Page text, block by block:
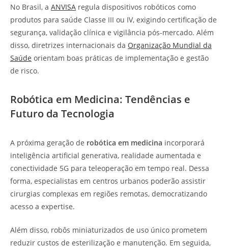
No Brasil, a ANVISA regula dispositivos robóticos como
produtos para saúde Classe III ou IV, exigindo certificação de
segurança, validação clínica e vigilância pós-mercado. Além
disso, diretrizes internacionais da Organização Mundial da
Saúde orientam boas práticas de implementação e gestão
de risco.
Robótica em Medicina: Tendências e
Futuro da Tecnologia
A próxima geração de robótica em medicina incorporará
inteligência artificial generativa, realidade aumentada e
conectividade 5G para teleoperação em tempo real. Dessa
forma, especialistas em centros urbanos poderão assistir
cirurgias complexas em regiões remotas, democratizando
acesso a expertise.
Além disso, robôs miniaturizados de uso único prometem
reduzir custos de esterilização e manutenção. Em seguida,